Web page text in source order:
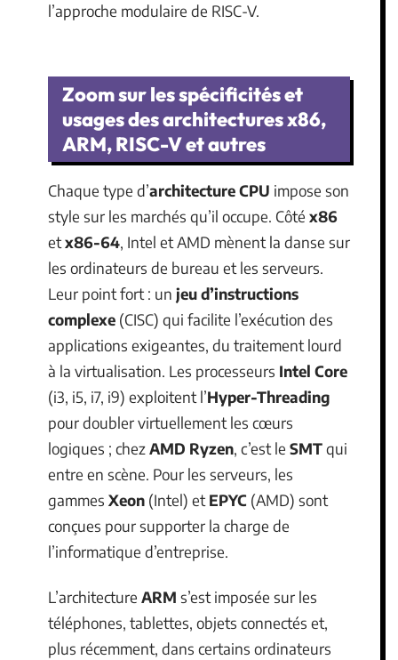
l’approche modulaire de RISC-V.
Zoom sur les spécificités et
usages des architectures x86,
ARM, RISC-V et autres
Chaque type d’architecture CPU impose son
style sur les marchés qu’il occupe. Côté x86
etx86-64, Intel et AMD mènent la danse sur
les ordinateurs de bureau et les serveurs.
Leur point fort : un jeu d’instructions
complexe (CISC) qui facilite l’exécution des
applications exigeantes, du traitement lourd
à la virtualisation. Les processeurs Intel Core
(i3, i5, i7, i9) exploitent l’Hyper-Threading
pour doubler virtuellement les cœurs
logiques ; chezAMD Ryzen, c’est le SMTqui
entre en scène. Pour les serveurs, les
gammes Xeon (Intel) et EPYC (AMD) sont
conçues pour supporter la charge de
l’informatique d’entreprise.
L’architecture ARM s’est imposée sur les
téléphones, tablettes, objets connectés et,
plus récemment, dans certains ordinateurs